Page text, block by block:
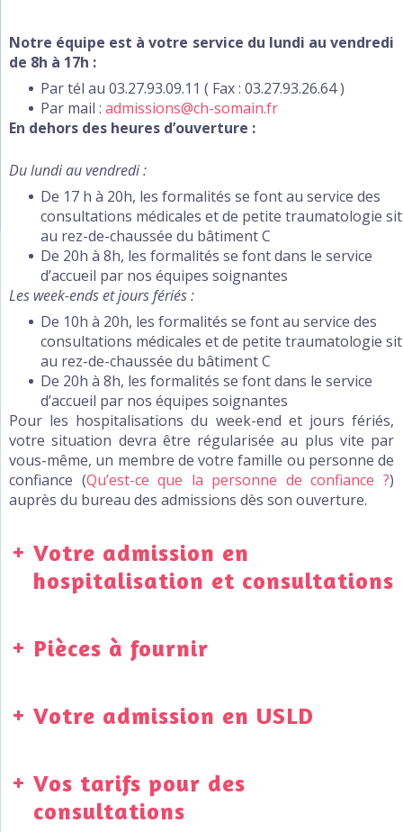
Notre équipe est à votre service du lundi au vendredi
de 8h à 17h :
Par tél au 03.27.93.09.11 ( Fax : 03.27.93.26.64 )
Par mail : admissions@ch-somain.fr
En dehors des heures d’ouverture :
Du lundi au vendredi :
De 17 h à 20h, les formalités se font au service des
consultations médicales et de petite traumatologie
au rez-de-chaussée du bâtiment C
De 20h à 8h, les formalités se font dans le service
d’accueil par nos équipes soignantes
Les week-ends et jours fériés :
De 10h à 20h, les formalités se font au service des
consultations médicales et de petite traumatologie
au rez-de-chaussée du bâtiment C
De 20h à 8h, les formalités se font dans le service
d’accueil par nos équipes soignantes
Pour les hospitalisations du week-end et jours fériés,
votre situation devra être régularisée au plus vite par
vous-même, un membre de votre famille ou personne de
confiance (Qu’est-ce que la personne de confiance ?)
auprès du bureau des admissions dès son ouverture.
Votre admission en
hospitalisation et consultations
Pièces à fournir
Votre admission en USLD
Vos tarifs pour des
consultations